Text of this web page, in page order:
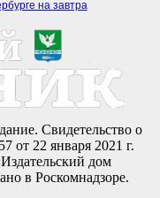
на завтра
Свидетельство о
22 января 2021 г.
дом
в Роскомнадзоре.